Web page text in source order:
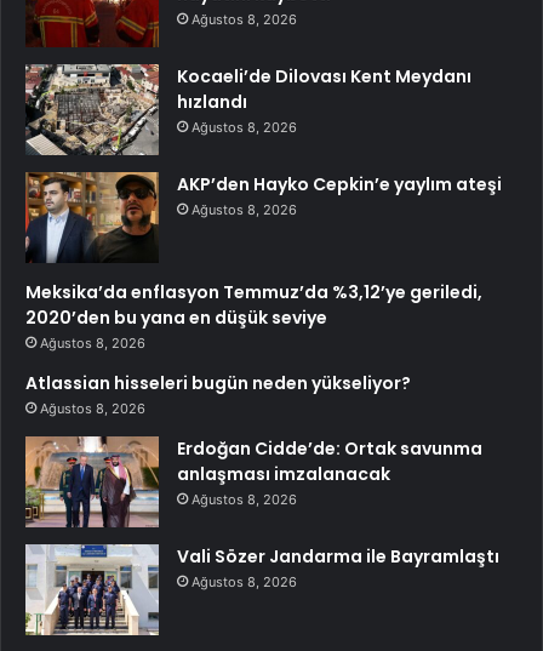
Ağustos 8, 2026
Kocaeli’de Dilovası Kent Meydanı
hızlandı
Ağustos 8, 2026
AKP’den Hayko Cepkin’e yaylım ateşi
Ağustos 8, 2026
Meksika’da enflasyon Temmuz’da %3,12’ye geriledi,
2020’den bu yana en düşük seviye
Ağustos 8, 2026
Atlassian hisseleri bugün neden yükseliyor?
Ağustos 8, 2026
Erdoğan Cidde’de: Ortak savunma
anlaşması imzalanacak
Ağustos 8, 2026
Vali Sözer Jandarma ile Bayramlaştı
Ağustos 8, 2026